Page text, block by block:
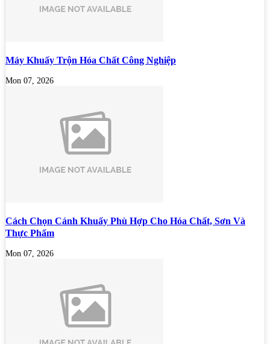
Máy Khuấy Trộn Hóa Chất Công Nghiệp
Mon 07, 2026
Cách Chọn Cánh Khuấy Phù Hợp Cho Hóa Chất, Sơn Và
Thực Phẩm
Mon 07, 2026